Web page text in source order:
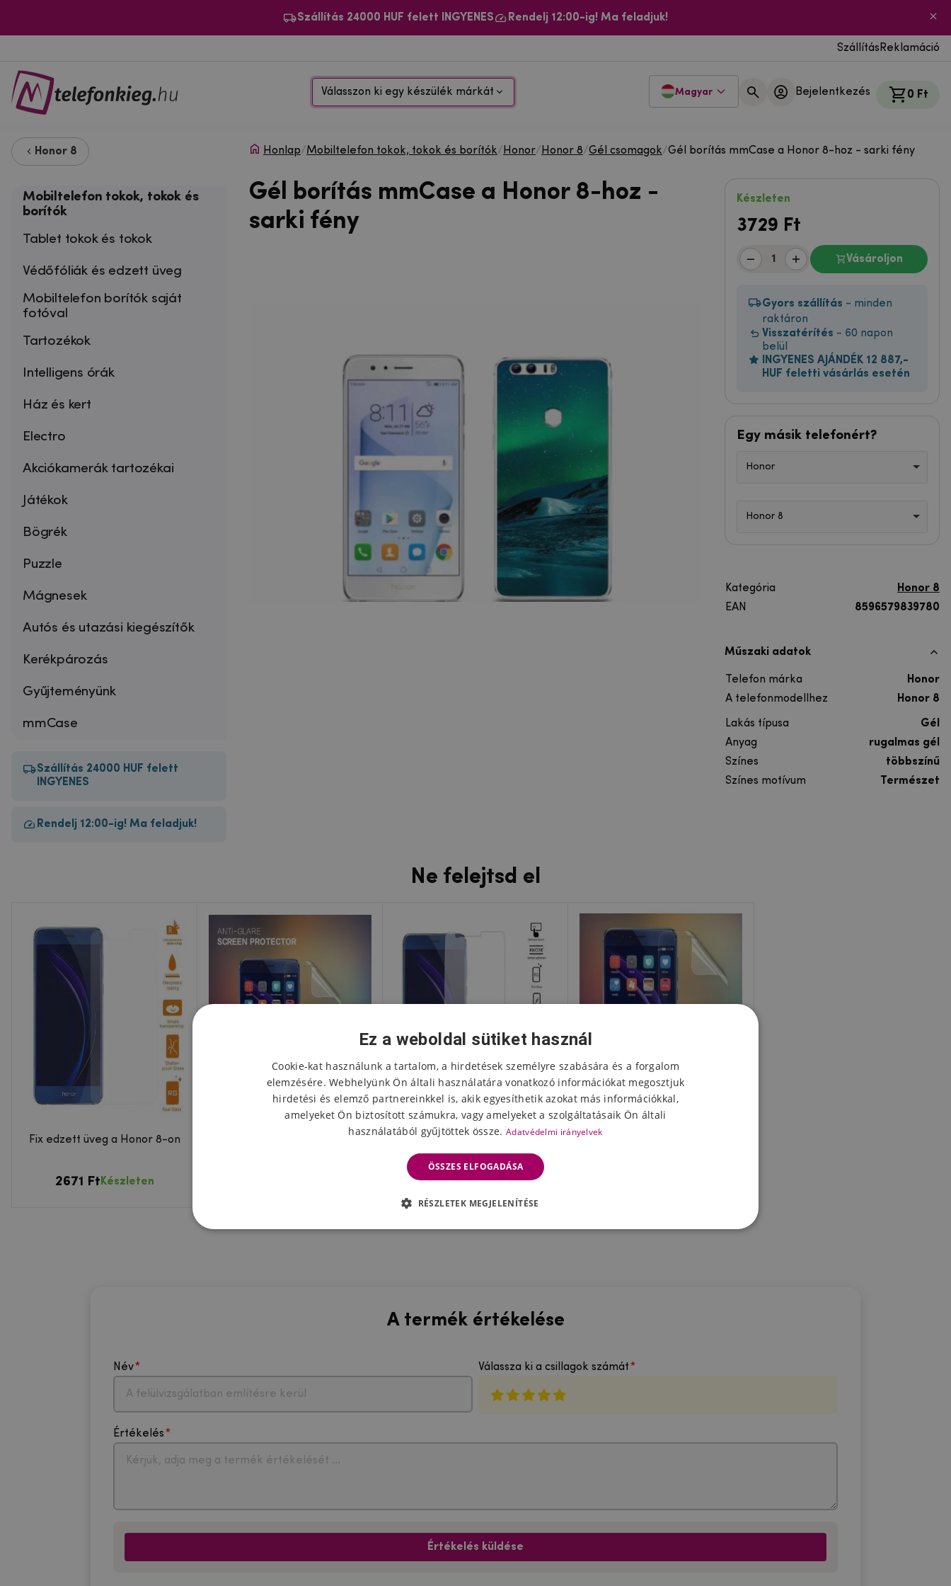
Szállítás 24000 HUF felett INGYENES Rendelj 12:00-ig! Ma feladjuk!
Szállítás Reklamáció
Válasszon ki egy készülék márkát Magyar Bejelentkezés 0 Ft
Honor 8
Mobiltelefon tokok, tokok és
borítók
Tablet tokok és tokok
Védőfóliák és edzett üveg
Mobiltelefon borítók saját
fotóval
Tartozékok
Intelligens órák
Ház és kert
Electro
Akciókamerák tartozékai
Játékok
Bögrék
Puzzle
Mágnesek
Autós és utazási kiegészítők
Kerékpározás
Gyűjteményünk
mmCase
Szállítás 24000 HUF felett
INGYENES
Rendelj 12:00-ig! Ma feladjuk!
Honlap/Mobiltelefon tokok, tokok és borítók/ Honor/ Honor 8/Gél csomagok/Gél borítás mmCase a Honor 8-hoz - sarki fény
Gél borítás mmCase a Honor 8-hoz -
sarki fény
Készleten
3729 Ft
Vásároljon
Gyors szállítás - minden
raktáron
Visszatérítés - 60 napon
belül
INGYENES AJÁNDÉK 12 887,-
HUF feletti vásárlás esetén
Egy másik telefonért?
Honor
Honor 8
Kategória
Honor 8
EAN
8596579839780
Műszaki adatok
Telefon márka
Honor
A telefonmodellhez
Honor 8
Lakás típusa
Gél
Anyag
rugalmas gél
Színes
többszínű
Színes motívum
Természet
Ne felejtsd el
Fix edzett üveg a Honor 8-on
2671 Ft Készleten
Edzett üveg a Honor 8
kijelzőjéhez
2452 FtKészleten
A termék értékelése
Név Válassza ki a csillagok számát
Értékelés
Értékelés küldése
Ez a weboldal sütiket használ
Cookie-kat használunk a tartalom, a hirdetések személyre szabására és a forgalom
elemzésére. Webhelyünk Ön általi használatára vonatkozó információkat megosztjuk
hirdetési és elemző partnereinkkel is, akik egyesíthetik azokat más információkkal,
amelyeket Ön biztosított számukra, vagy amelyeket a szolgáltatásaik Ön általi
használatából gyűjtöttek össze. Adatvédelmi irányelvek
ÖSSZES ELFOGADÁSA
RÉSZLETEK MEGJELENÍTÉSE